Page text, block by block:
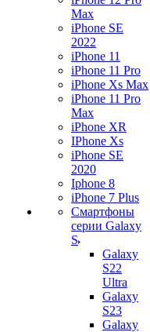
Max
iPhone SE
2022
iPhone 11
iPhone 11 Pro
iPhone Xs Max
iPhone 11 Pro
Max
iPhone XR
IPhone Xs
iPhone SE
2020
Iphone 8
iPhone 7 Plus
Смартфоны
серии Galaxy
S
Galaxy
S22
Ultra
Galaxy
S23
Galaxy